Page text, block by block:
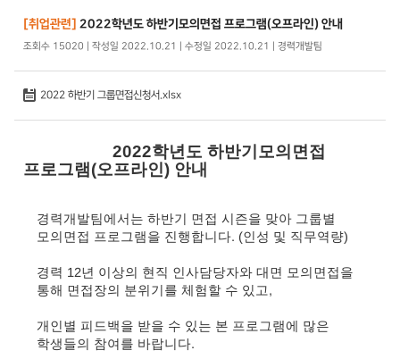
[취업관련] 2022학년도 하반기모의면접 프로그램(오프라인) 안내
조회수 15020 | 작성일 2022.10.21 | 수정일 2022.10.21 | 경력개발팀
2022 하반기 그룹면접신청서.xlsx
2022학년도 하반기모의면접
프로그램(오프라인) 안내
경력개발팀에서는 하반기 면접 시즌을 맞아 그룹별
모의면접 프로그램을 진행합니다. (인성 및 직무역량)
경력 12년 이상의 현직 인사담당자와 대면 모의면접을
통해 면접장의 분위기를 체험할 수 있고,
개인별 피드백을 받을 수 있는 본 프로그램에 많은
학생들의 참여를 바랍니다.